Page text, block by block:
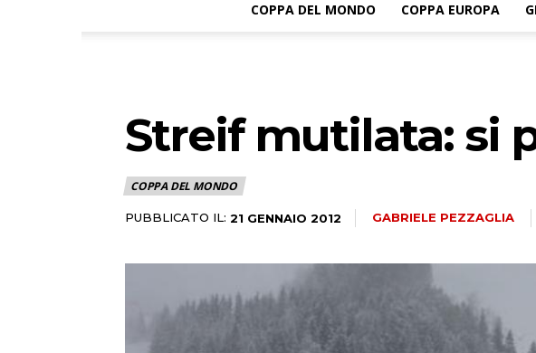
COPPA DEL MONDO COPPA EUROPA
Streif mutilata: si
COPPA DEL MONDO
PUBBLICATO IL: 21 GENNAIO 2012 GABRIELE PEZZAGLIA